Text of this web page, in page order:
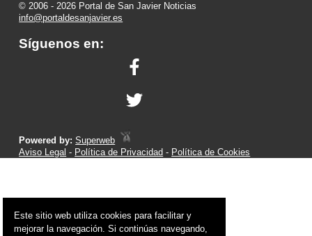
© 2006 - 2026 Portal de San Javier Noticias
info@portaldesanjavier.es
Síguenos en:
Powered by:Superweb
Aviso Legal - Política de Privacidad - Política de Cookies
Este sitio web utiliza cookies para facilitar y
mejorar la navegación. Si continúas navegando,